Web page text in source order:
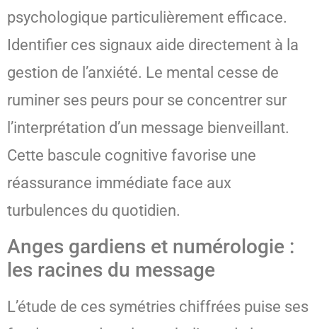
psychologique particulièrement efficace.
Identifier ces signaux aide directement à la
gestion de l’anxiété. Le mental cesse de
ruminer ses peurs pour se concentrer sur
l’interprétation d’un message bienveillant.
Cette bascule cognitive favorise une
réassurance immédiate face aux
turbulences du quotidien.
Anges gardiens et numérologie :
les racines du message
L’étude de ces symétries chiffrées puise ses